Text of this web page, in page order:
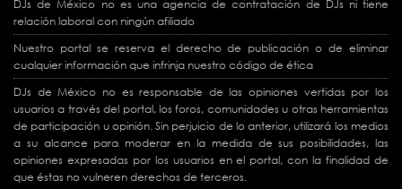
DJs de México no es una agencia de contratación de DJs ni tiene
relación laboral con ningún afiliado
Nuestro portal se reserva el derecho de publicación o de eliminar
cualquier información que infrinja nuestro código de ética
DJs de México no es responsable de las opiniones vertidas por los
usuarios a través del portal, los foros, comunidades u otras herramientas
de participación u opinión. Sin perjuicio de lo anterior, utilizará los medios
a su alcance para moderar en la medida de sus posibilidades, las
opiniones expresadas por los usuarios en el portal, con la finalidad de
que éstas no vulneren derechos de terceros.